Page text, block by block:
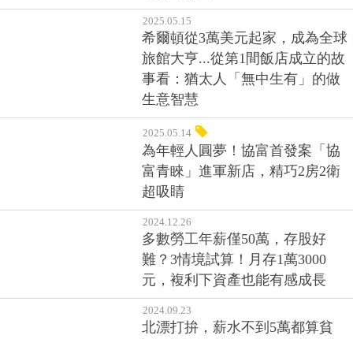
2025.05.15
希爾頓從3萬美元起家，成為全球
旅館大亨...從第1間飯店成立的故
事看：猶太人「無中生有」的做
生意智慧
2025.05.14
為年輕人圓夢！協富首發案「協
富青睞」進軍新店，精巧2房2衛
超吸睛
2024.12.26
多數勞工年薪僅50萬，存股好
難？3情境試算！月存1萬3000
元，複利下資產也能有感成長
2024.09.23
北漂打拚，薪水不到5萬都算貧